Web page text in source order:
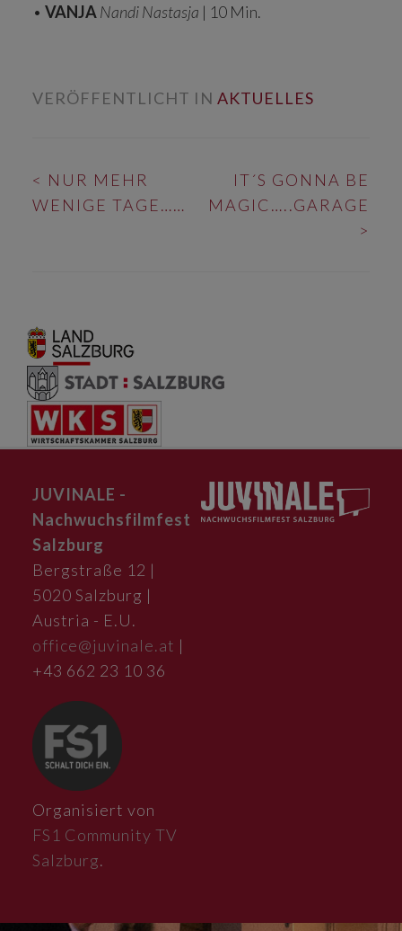
• VANJA Nandi Nastasja | 10 Min.
VERÖFFENTLICHT IN AKTUELLES
NAVIGATION
< NUR MEHR
WENIGE TAGE……
IT´S GONNA BE
MAGIC…..GARAGE
>
JUVINALE -
Nachwuchsfilmfest
Salzburg
Bergstraße 12 |
5020 Salzburg |
Austria - E.U.
office@juvinale.at |
+43 662 23 10 36
Organisiert von
FS1 Community TV
Salzburg.